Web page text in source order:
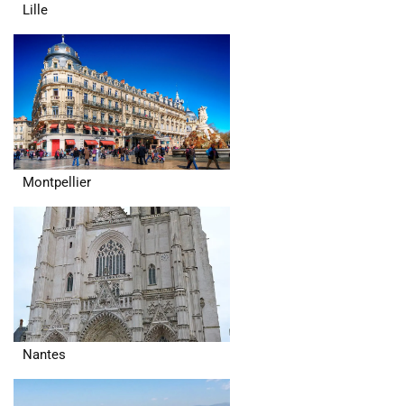
Lille
Montpellier
Nantes